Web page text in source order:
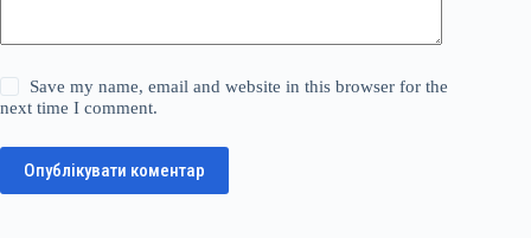
Save my name, email and website in this browser for the
next time I comment.
Опублікувати коментар